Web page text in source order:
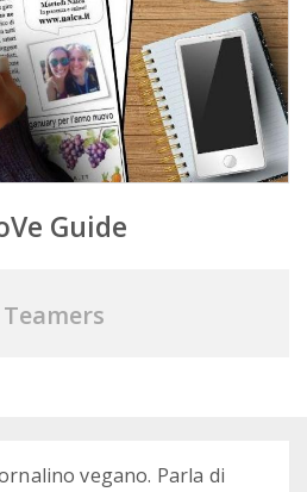
Guide
Teamers
vegano. Parla di